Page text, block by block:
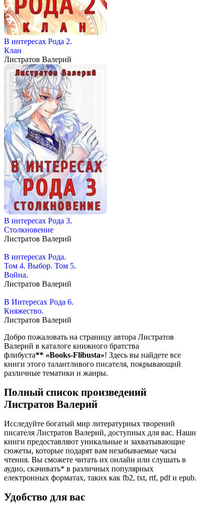
В интересах Рода 2.
Клан
Листратов Валерий
В интересах Рода 3.
Столкновение
Листратов Валерий
В интересах Рода.
Том 4. Выбор. Том 5.
Война.
Листратов Валерий
В Интересах Рода 6.
Княжество.
Листратов Валерий
Добро пожаловать на страницу автора Листратов
Валерий в каталоге книжного братства
флибуста** «Books-Flibusta»! Здесь вы найдете все
книги этого талантливого писателя, покрывающий
различные тематики и жанры.
Полный список произведений
Листратов Валерий
Исследуйте богатый мир литературных творений
писателя Листратов Валерий, доступных для вас. Наши
книги предоставляют уникальные и захватывающие
сюжеты, которые подарят вам незабываемые часы
чтения. Вы сможете читать их онлайн или слушать в
аудио, скачивать* в различных популярных
електронных форматах, таких как fb2, txt, rtf, pdf и epub.
Удобство для вас